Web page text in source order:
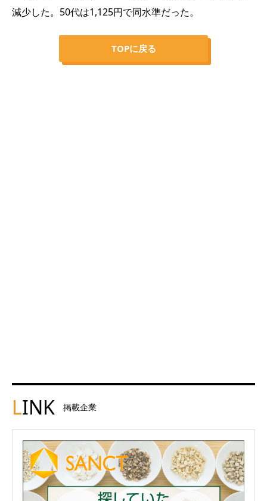
減少した。50代は1,125円で同水準だった。
TOPに戻る
LINK 掲載企業